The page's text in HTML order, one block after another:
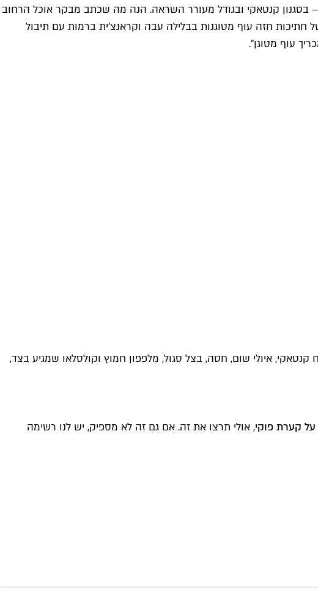
בסגנון קנטאקי ובגודל מעורר השראה. הנה מה שכתב מבקר אוכל הרחוב
חתיכות חזה עוף מטוגנות בבלילה עבה וקראנצ'ית ברמות עם תיבול
עוף מטוגן".
(52 ש"ח, 70 בארוחה, 65 בארוחה עד 15:00) – קריספי צ'יקן נוסח קנטאקי, איולי שום, חסה, בצל סגול, מלפפון חמוץ וקולסלאו שמגיע בצד,
על קערת פוקי, אולי תרצו את זה. אם גם זה לא מספיק, יש לנו רשימה